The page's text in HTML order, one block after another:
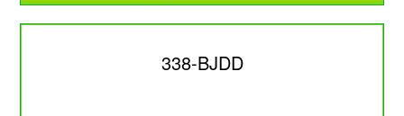
338-BJDD